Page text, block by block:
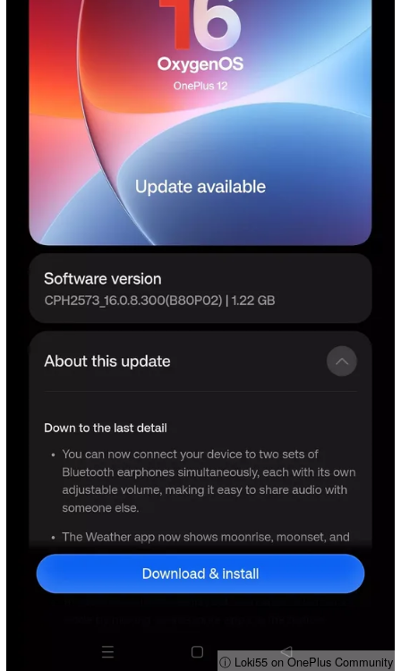
ⓘ Loki55 on OnePlus Community